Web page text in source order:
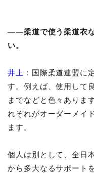
――柔道で使う柔道衣
い。
井上 ：国際柔道連盟に
す。例えば、使用して
までなどと色々ありま
れぞれがオーダーメイ
ます。
個人は別として、全日
から多大なるサポート